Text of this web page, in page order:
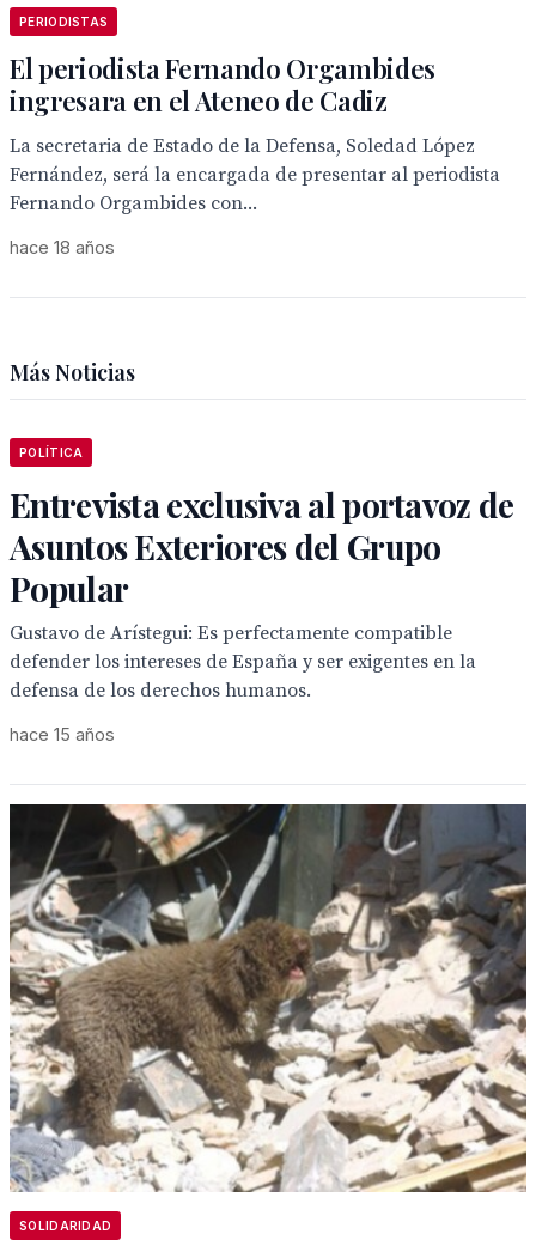
PERIODISTAS
El periodista Fernando Orgambides
ingresara en el Ateneo de Cadiz
La secretaria de Estado de la Defensa, Soledad López
Fernández, será la encargada de presentar al periodista
Fernando Orgambides con...
hace 18 años
Más Noticias
POLÍTICA
Entrevista exclusiva al portavoz de
Asuntos Exteriores del Grupo
Popular
Gustavo de Arístegui: Es perfectamente compatible
defender los intereses de España y ser exigentes en la
defensa de los derechos humanos.
hace 15 años
SOLIDARIDAD